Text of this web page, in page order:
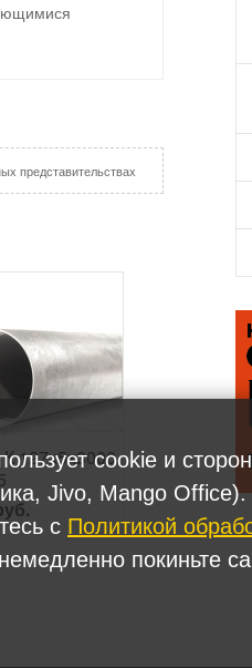
представительствах
127х5х3000cookie и
Jivo, Mango
с Политикой
покиньте